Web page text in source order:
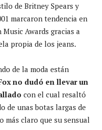
de Britney Spears y
marcaron tendencia en
Awards gracias a
propia de los jeans.
de la moda están
no dudó en llevar un
con el cual resaltó
de unas botas largas de
más claro que su sensual